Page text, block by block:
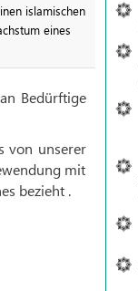
islamischen
eines
Bedürftige
von unserer
mit
bezieht .